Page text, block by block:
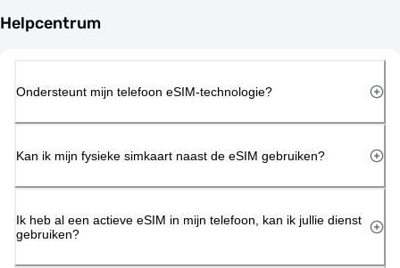
Helpcentrum
Ondersteunt mijn telefoon eSIM-technologie?
Kan ik mijn fysieke simkaart naast de eSIM gebruiken?
Ik heb al een actieve eSIM in mijn telefoon, kan ik jullie dienst
gebruiken?